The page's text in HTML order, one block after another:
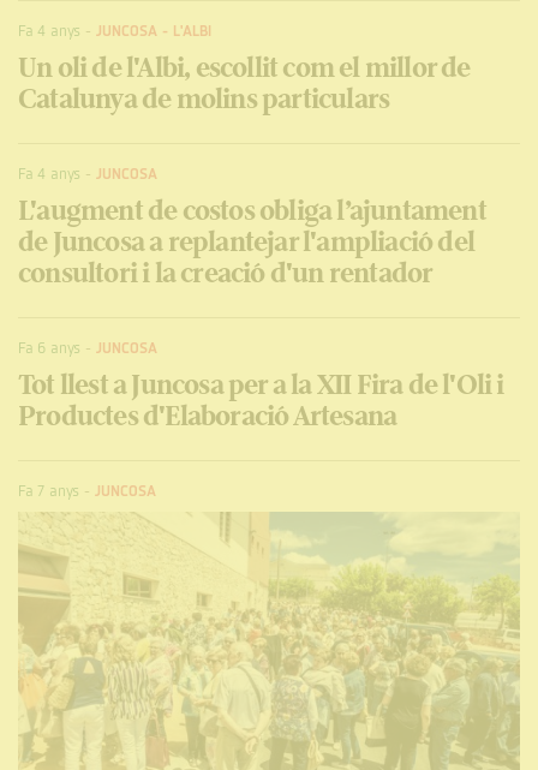
Fa 4 anys -JUNCOSA - L'ALBI
Un oli de l'Albi, escollit com el millor de
Catalunya de molins particulars
Fa 4 anys -JUNCOSA
L'augment de costos obliga l’ajuntament
de Juncosa a replantejar l'ampliació del
consultori i la creació d'un rentador
Fa 6 anys -JUNCOSA
Tot llest a Juncosa per a la XII Fira de l'Oli i
Productes d'Elaboració Artesana
Fa 7 anys -JUNCOSA